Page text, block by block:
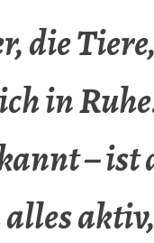
die
in
– ist